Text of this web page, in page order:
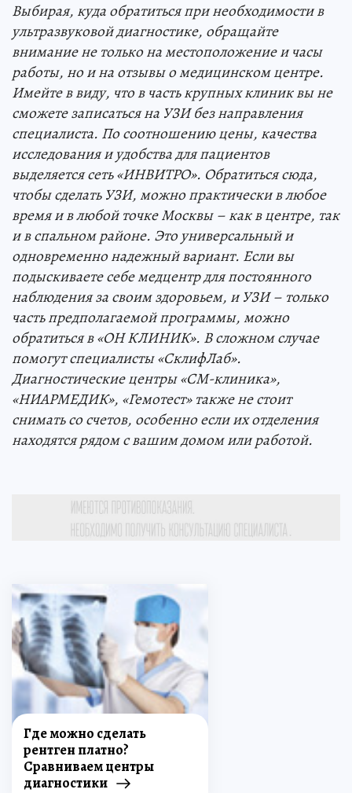
Выбирая, куда обратиться при необходимости в
ультразвуковой диагностике, обращайте
внимание не только на местоположение и часы
работы, но и на отзывы о медицинском центре.
Имейте в виду, что в часть крупных клиник вы не
сможете записаться на УЗИ без направления
специалиста. По соотношению цены, качества
исследования и удобства для пациентов
выделяется сеть «ИНВИТРО». Обратиться сюда,
чтобы сделать УЗИ, можно практически в любое
время и в любой точке Москвы – как в центре, так
и в спальном районе. Это универсальный и
одновременно надежный вариант. Если вы
подыскиваете себе медцентр для постоянного
наблюдения за своим здоровьем, и УЗИ – только
часть предполагаемой программы, можно
обратиться в «ОН КЛИНИК». В сложном случае
помогут специалисты «СклифЛаб».
Диагностические центры «СМ-клиника»,
«НИАРМЕДИК», «Гемотест» также не стоит
снимать со счетов, особенно если их отделения
находятся рядом с вашим домом или работой.
Где можно сделать
рентген платно?
Сравниваем центры
диагностики